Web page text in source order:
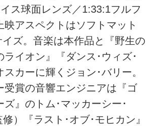
ス球面レンズ／1:33:1フルフ
映アスペクトはソフトマット
ズ。音楽は本作品と『野生の
ライオン』『ダンス･ウィズ･
カーに輝くジョン･バリー。
受賞の音響エンジニアは『ゴ
ズ』のトム･マッカーシー･
）『ラスト･オブ･モヒカン』